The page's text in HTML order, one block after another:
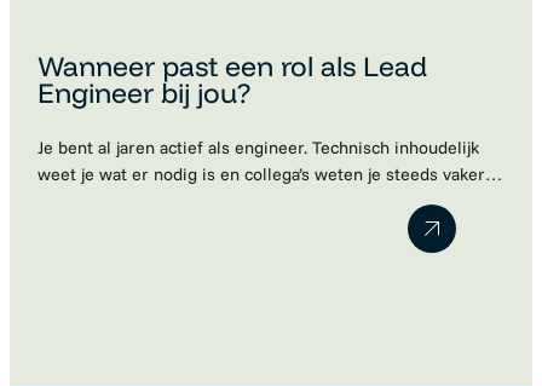
Wanneer past een rol als Lead
Engineer bij jou?
Je bent al jaren actief als engineer. Technisch inhoudelijk
weet je wat er nodig is en collega’s weten je steeds vaker
te vinden met vragen. Je denkt vooruit, bewaakt de kwaliteit
van het werk en neemt vanzelf verantwoordelijkheid.
Misschien merk je dat je huidige functie daar niet meer